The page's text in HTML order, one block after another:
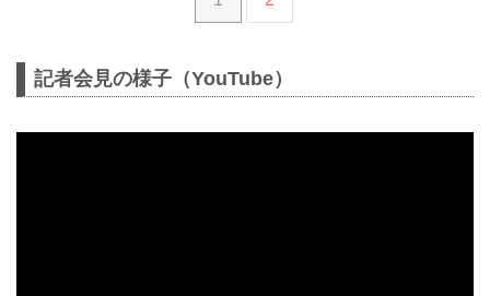
記者会見の様子（YouTube）